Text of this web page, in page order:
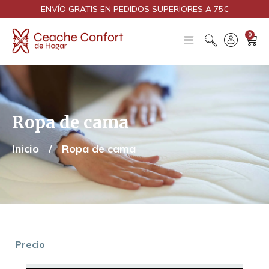
ENVÍO GRATIS EN PEDIDOS SUPERIORES A 75€
0
Ropa de cama
Inicio / Ropa de cama
Precio